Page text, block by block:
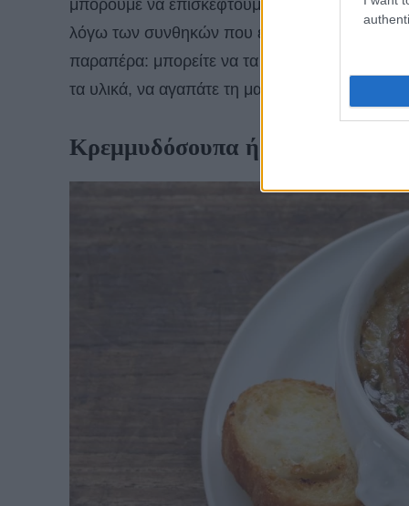
μπορούμε να επισκεφτούμε το Παρίσι (και
λόγω των συνθηκών που επικρατούν και
παραπέρα: μπορείτε να τα φτιάξετε στο σπίτι
τα υλικά, να αγαπάτε τη μαγειρική και να
Κρεμμυδόσουπα ή Soupe à